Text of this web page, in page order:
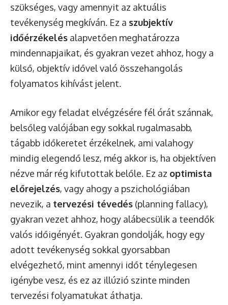
szükséges, vagy amennyit az aktuális
tevékenység megkíván. Ez a szubjektív
időérzékelés alapvetően meghatározza
mindennapjaikat, és gyakran vezet ahhoz, hogy a
külső, objektív idővel való összehangolás
folyamatos kihívást jelent.
Amikor egy feladat elvégzésére fél órát szánnak,
belsőleg valójában egy sokkal rugalmasabb,
tágabb időkeretet érzékelnek, ami valahogy
mindig elegendő lesz, még akkor is, ha objektíven
nézve már rég kifutottak belőle. Ez az optimista
előrejelzés, vagy ahogy a pszichológiában
nevezik, a tervezési tévedés (planning fallacy),
gyakran vezet ahhoz, hogy alábecsülik a teendők
valós időigényét. Gyakran gondolják, hogy egy
adott tevékenység sokkal gyorsabban
elvégezhető, mint amennyi időt ténylegesen
igénybe vesz, és ez az illúzió szinte minden
tervezési folyamatukat áthatja.